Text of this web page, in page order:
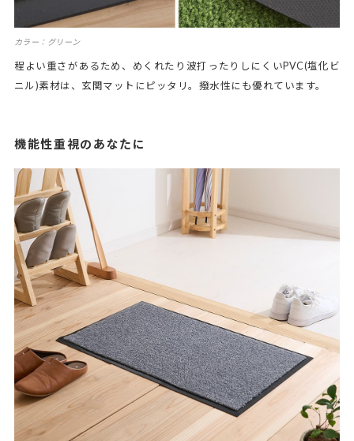
カラー：グリーン
程よい重さがあるため、めくれたり波打ったりしにくいPVC(塩化ビ
ニル)素材は、玄関マットにピッタリ。撥水性にも優れています。
機能性重視のあなたに